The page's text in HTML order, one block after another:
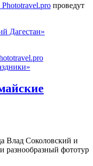
проведут
Дагестан»
Влад Соколовский и
разнообразный фототур